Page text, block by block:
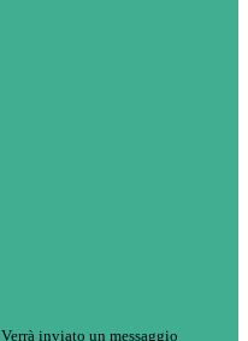
Verrà inviato un messaggio